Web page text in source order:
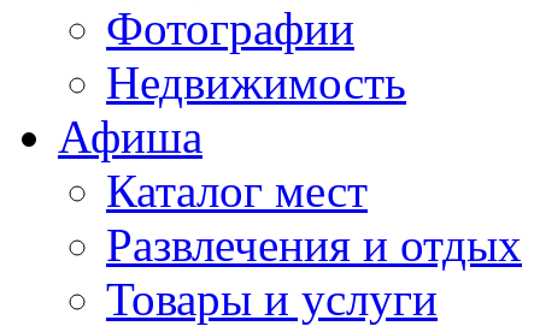
Фотографии
Недвижимость
Афиша
Каталог мест
Развлечения и отдых
Товары и услуги